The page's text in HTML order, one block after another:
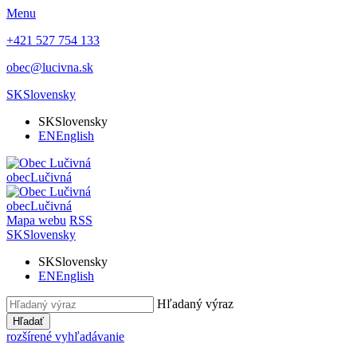
Menu
+421 527 754 133
obec@lucivna.sk
SKSlovensky
SKSlovensky
ENEnglish
obecLučivná
obecLučivná
Mapa webu RSS
SKSlovensky
SKSlovensky
ENEnglish
Hľadaný výraz
Hľadať
rozšírené vyhľadávanie